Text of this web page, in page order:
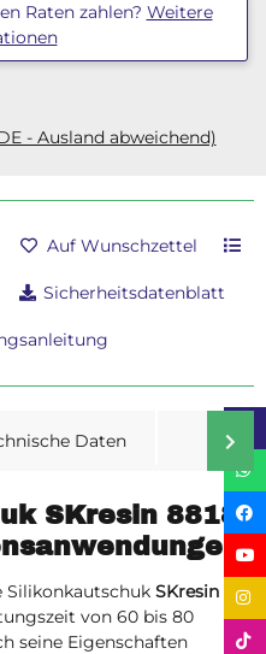
Raten zahlen? Weitere
- Ausland abweichend)
Auf Wunschzettel
Sicherheitsdatenblatt
Daten
SKresin 8818
Silikonkautschuk SKresin
von 60 bis 80
seine Eigenschaften